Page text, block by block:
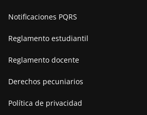
Manifiesto
Notificaciones PQRS
Reglamento estudiantil
Reglamento docente
Derechos pecuniarios
Política de privacidad